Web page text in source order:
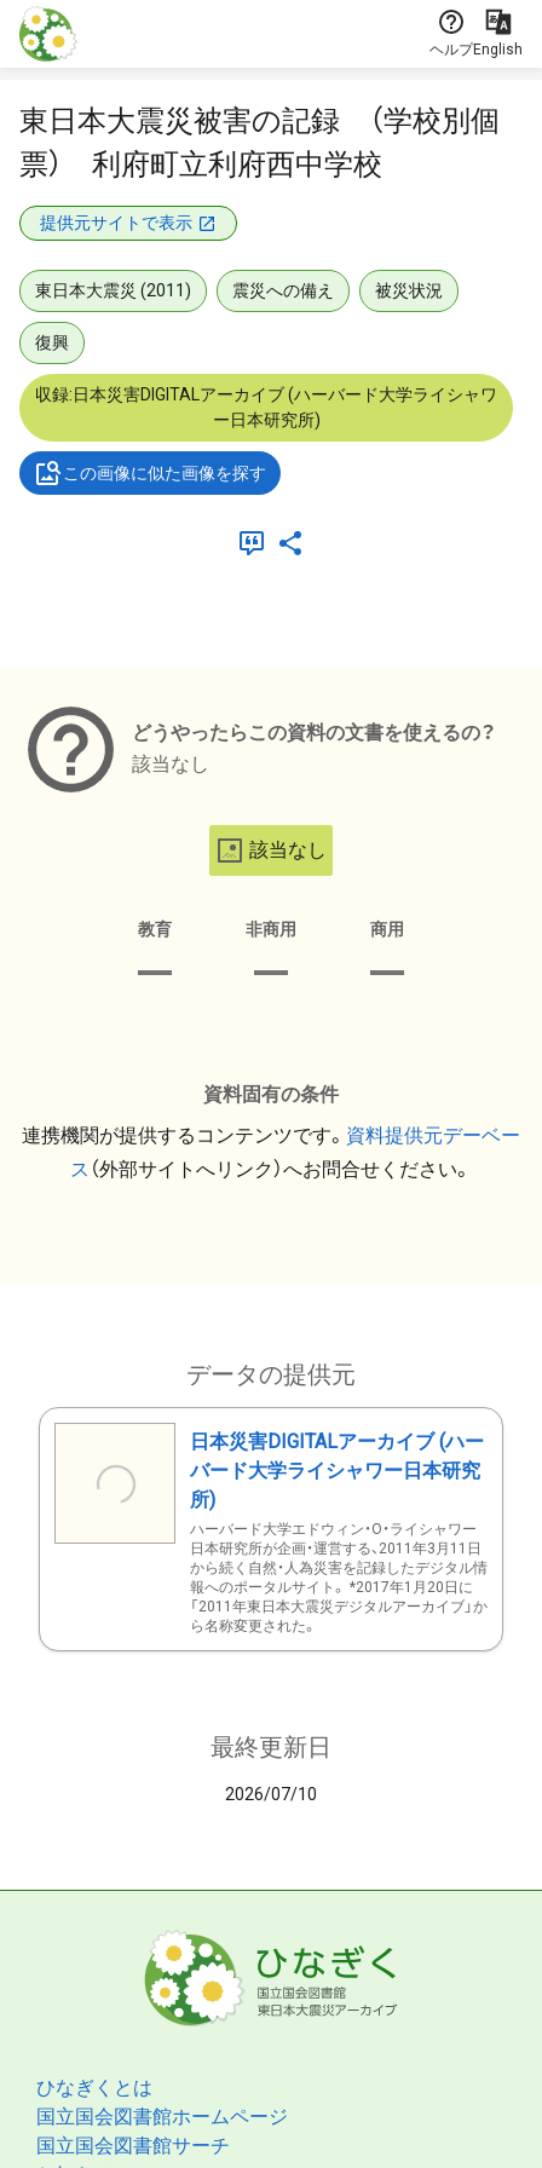
本文に飛ぶ
ヘルプEnglish
東日本大震災被害の記録 （学校別個
票） 利府町立利府西中学校
提供元サイトで表示
東日本大震災 (2011) 震災への備え 被災状況
復興
収録:日本災害DIGITALアーカイブ (ハーバード大学ライシャワ
ー日本研究所)
この画像に似た画像を探す
どうやったらこの資料の文書を使えるの？
該当なし
該当なし
教育 非商用 商用
資料固有の条件
連携機関が提供するコンテンツです。 資料提供元デーベー
ス （外部サイトへリンク）へお問合せください。
データの提供元
日本災害DIGITALアーカイブ (ハー
バード大学ライシャワー日本研究
所)
ハーバード大学エドウィン・O・ライシャワー
日本研究所が企画・運営する、2011年3月11日
から続く自然・人為災害を記録したデジタル情
報へのポータルサイト。 *2017年1月20日に
「2011年東日本大震災デジタルアーカイブ」か
ら名称変更された。
最終更新日
2026/07/10
ひなぎくとは
国立国会図書館ホームページ
国立国会図書館サーチ